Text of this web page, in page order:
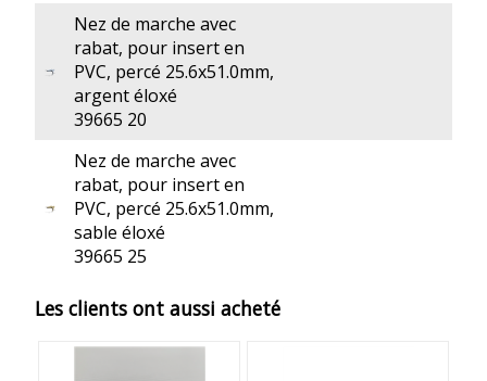
Nez de marche avec
rabat, pour insert en
PVC, percé 25.6x51.0mm,
argent éloxé
39665 20
Nez de marche avec
rabat, pour insert en
PVC, percé 25.6x51.0mm,
sable éloxé
39665 25
Les clients ont aussi acheté